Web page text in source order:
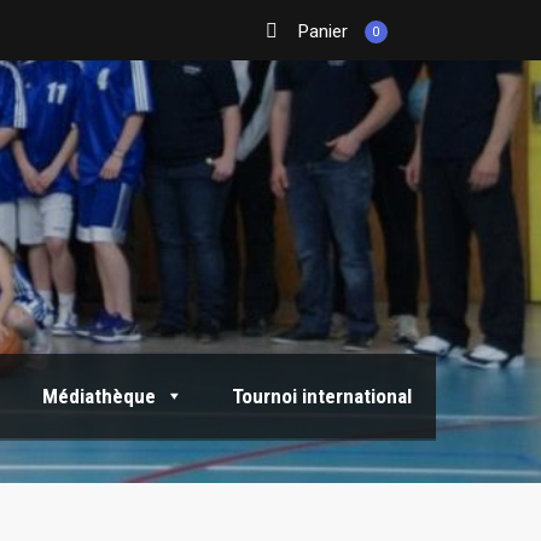
Panier 0
Médiathèque Tournoi international